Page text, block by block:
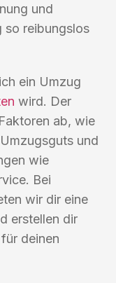
und
so reibungslos
ein Umzug
wird. Der
ab, wie
und
wie
Bei
wir dir eine
erstellen dir
deinen